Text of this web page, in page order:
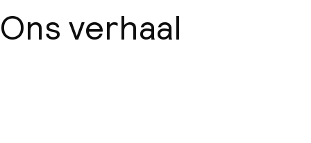
Ons verhaal